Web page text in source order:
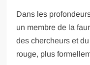
Dans les
un membre de la
des chercheurs et
rouge, plus